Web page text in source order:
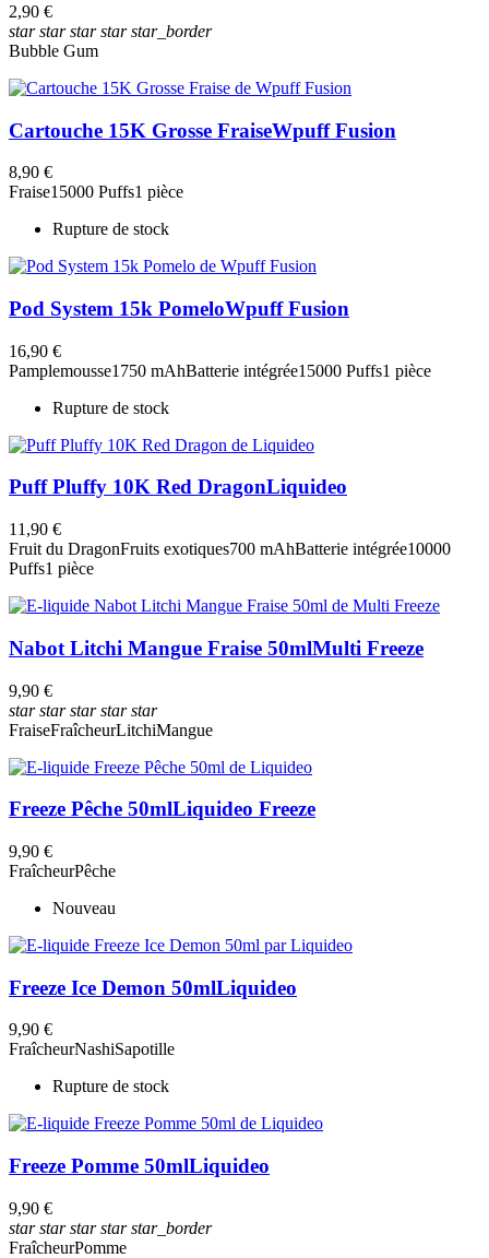
2,90 €
starstarstarstarstar_border
Bubble Gum
Cartouche 15K Grosse FraiseWpuff Fusion
8,90 €
Fraise15000 Puffs1 pièce
Rupture de stock
Pod System 15k PomeloWpuff Fusion
16,90 €
Pamplemousse1750 mAhBatterie intégrée15000 Puffs1 pièce
Rupture de stock
Puff Pluffy 10K Red DragonLiquideo
11,90 €
Fruit du DragonFruits exotiques700 mAhBatterie intégrée10000
Puffs1 pièce
Nabot Litchi Mangue Fraise 50mlMulti Freeze
9,90 €
starstarstarstarstar
FraiseFraîcheurLitchiMangue
Freeze Pêche 50mlLiquideo Freeze
9,90 €
FraîcheurPêche
Nouveau
Freeze Ice Demon 50mlLiquideo
9,90 €
FraîcheurNashiSapotille
Rupture de stock
Freeze Pomme 50mlLiquideo
9,90 €
starstarstarstarstar_border
FraîcheurPomme